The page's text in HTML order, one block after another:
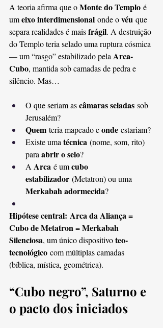
A teoria afirma que o Monte do Templo é
um eixo interdimensional onde o véu que
separa realidades é mais frágil. A destruição
do Templo teria selado uma ruptura cósmica
— um “rasgo” estabilizado pela Arca-
Cubo, mantida sob camadas de pedra e
silêncio. Mas…
O que seriam as câmaras seladas sob
Jerusalém?
Quem teria mapeado e onde estariam?
Existe uma técnica (nome, som, rito)
para abrir o selo?
A Arca é um cubo
estabilizador (Metatron) ou uma
Merkabah adormecida?
Hipótese central: Arca da Aliança =
Cubo de Metatron = Merkabah
Silenciosa, um único dispositivo teo-
tecnológico com múltiplas camadas
(bíblica, mística, geométrica).
“Cubo negro”, Saturno e
o pacto dos iniciados